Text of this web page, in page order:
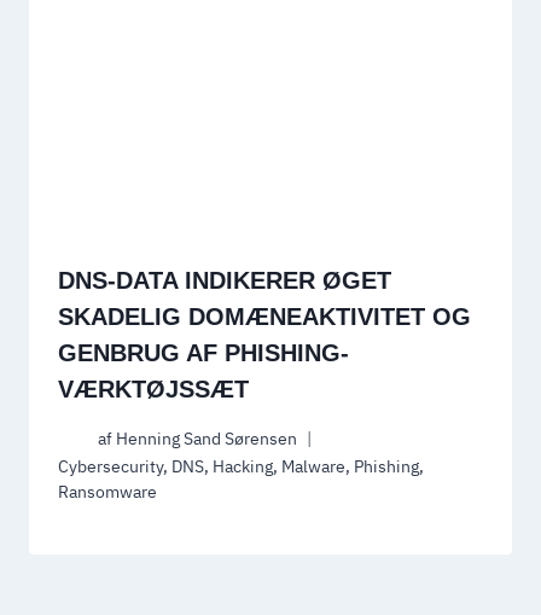
DNS-DATA INDIKERER ØGET
SKADELIG DOMÆNEAKTIVITET OG
GENBRUG AF PHISHING-
VÆRKTØJSSÆT
af Henning Sand Sørensen
Cybersecurity, DNS, Hacking, Malware, Phishing,
Ransomware